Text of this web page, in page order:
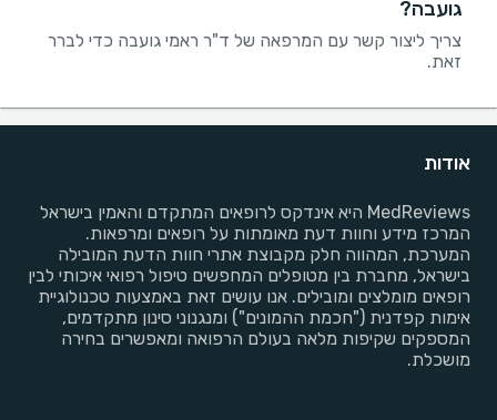
גועבה?
צריך ליצור קשר עם המרפאה של ד"ר ראמי גועבה כדי לברר
זאת.
אודות
MedReviews היא אינדקס לרופאים המתקדם והאמין בישראל
המרכז מידע וחוות דעת מאומתות על רופאים ומרפאות.
המערכת, המהווה חלק מקבוצת אתרי חוות הדעת המובילה
בישראל, מחברת בין מטופלים המחפשים טיפול רפואי איכותי לבין
רופאים מומלצים ומובילים. אנו עושים זאת באמצעות טכנולוגיית
אימות קפדנית ("חכמת ההמונים") ומנגנוני סינון מתקדמים,
המספקים שקיפות מלאה בעולם הרפואה ומאפשרים בחירה
מושכלת.